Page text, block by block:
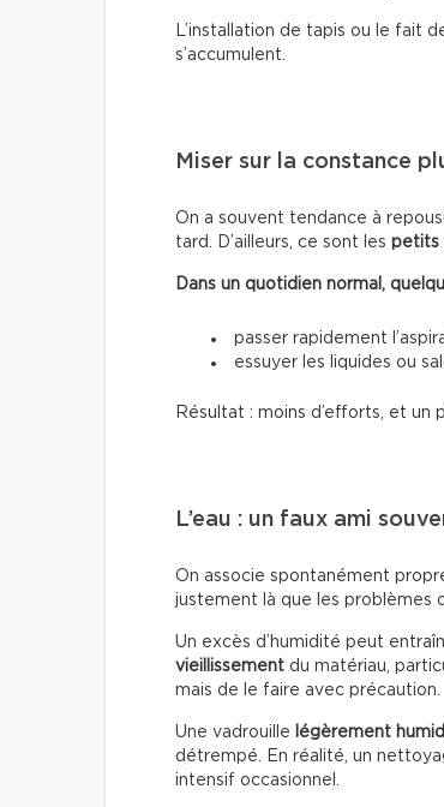
L’installation de tapis ou le fait
s’accumulent.
Miser sur la constance
On a souvent tendance à
tard. D’ailleurs, ce sont les petits
Dans un quotidien normal,
passer rapidement
essuyer les liquides ou
Résultat : moins d’efforts, et un
L’eau : un faux ami
On associe spontanément
justement là que les problèmes
Un excès d’humidité peut
vieillissement du matériau,
mais de le faire avec précaution.
Une vadrouille légèrement
détrempé. En réalité, un
intensif occasionnel.